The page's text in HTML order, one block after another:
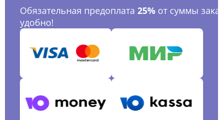
Обязательная предоплата 25% от суммы
удобно!